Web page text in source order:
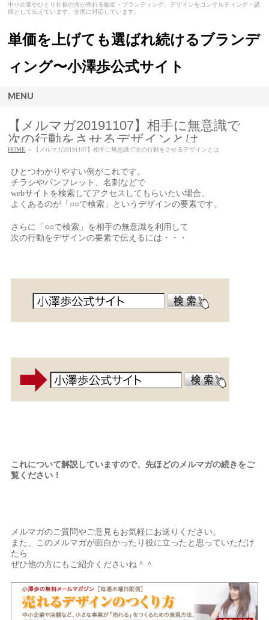
中小企業やひとり社長の方が売れる販促・ブランディング、デザインをコンサルティング・講
師として伝えています。全国に対応しています。
単価を上げても選ばれ続けるブランデ
ィング〜小澤歩公式サイト
MENU
【メルマガ20191107】相手に無意識で
次の行動をさせるデザインとは
HOME » 【メルマガ20191107】相手に無意識で次の行動をさせるデザインとは
ひとつわかりやすい例がこれです。
チラシやパンフレット、名刺などで
webサイトを検索してアクセスしてもらいたい場合、
よくあるのが「○○で検索」というデザインの要素です。
さらに「○○で検索」を相手の無意識を利用して
次の行動をデザインの要素で伝えるには・・・
これについて解説していますので、先ほどのメルマガの続きをご
覧ください！
メルマガのご質問やご意見もお気軽にお送りください。
また、このメルマガが面白かったり役に立ったと思っていただけ
たら
ぜひ他の方にもご紹介くださいね＾＾